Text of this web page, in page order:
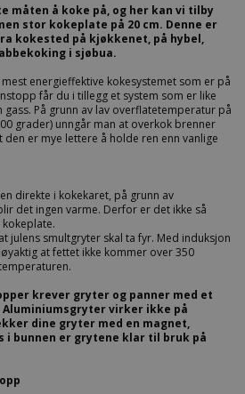
måten å koke på, og her kan vi tilby
stor kokeplate på 20 cm. Denne er
kokested på kjøkkenet, på hybel,
i sjøbua.
energieffektive kokesystemet som er på
får du i tillegg et system som er like
På grunn av lav overflatetemperatur på
grader) unngår man at overkok brenner
er mye lettere å holde ren enn vanlige
direkte i kokekaret, på grunn av
det ingen varme. Derfor er det ikke så
julens smultgryter skal ta fyr. Med induksjon
at fettet ikke kommer over 350
krever gryter og panner med et
virker ikke på
dine gryter med en magnet,
i bunnen er grytene klar til bruk på